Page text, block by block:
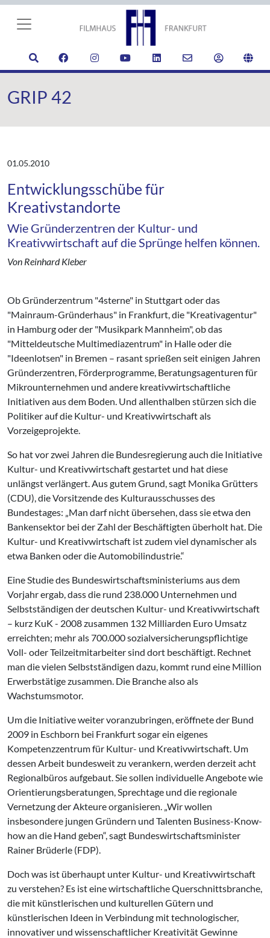
GRIP 42
01.05.2010
Entwicklungsschübe für
Kreativstandorte
Wie Gründerzentren der Kultur- und
Kreativwirtschaft auf die Sprünge helfen können.
Von Reinhard Kleber
Ob Gründerzentrum "4sterne" in Stuttgart oder das
"Mainraum-Gründerhaus" in Frankfurt, die "Kreativagentur"
in Hamburg oder der "Musikpark Mannheim", ob das
"Mitteldeutsche Multimediazentrum" in Halle oder die
"Ideenlotsen" in Bremen – rasant sprießen seit einigen Jahren
Gründerzentren, Förderprogramme, Beratungsagenturen für
Mikrounternehmen und andere kreativwirtschaftliche
Initiativen aus dem Boden. Und allenthalben stürzen sich die
Politiker auf die Kultur- und Kreativwirtschaft als
Vorzeigeprojekte.
So hat vor zwei Jahren die Bundesregierung auch die Initiative
Kultur- und Kreativwirtschaft gestartet und hat diese
unlängst verlängert. Aus gutem Grund, sagt Monika Grütters
(CDU), die Vorsitzende des Kulturausschusses des
Bundestages: „Man darf nicht übersehen, dass sie etwa den
Bankensektor bei der Zahl der Beschäftigten überholt hat. Die
Kultur- und Kreativwirtschaft ist zudem viel dynamischer als
etwa Banken oder die Automobilindustrie.“
Eine Studie des Bundeswirtschaftsministeriums aus dem
Vorjahr ergab, dass die rund 238.000 Unternehmen und
Selbstständigen der deutschen Kultur- und Kreativwirtschaft
– kurz KuK - 2008 zusammen 132 Milliarden Euro Umsatz
erreichten; mehr als 700.000 sozialversicherungspflichtige
Voll- oder Teilzeitmitarbeiter sind dort beschäftigt. Rechnet
man die vielen Selbstständigen dazu, kommt rund eine Million
Erwerbstätige zusammen. Die Branche also als
Wachstumsmotor.
Um die Initiative weiter voranzubringen, eröffnete der Bund
2009 in Eschborn bei Frankfurt sogar ein eigenes
Kompetenzzentrum für Kultur- und Kreativwirtschaft. Um
dessen Arbeit bundesweit zu verankern, werden derzeit acht
Regionalbüros aufgebaut. Sie sollen individuelle Angebote wie
Orientierungsberatungen, Sprechtage und die regionale
Vernetzung der Akteure organisieren. „Wir wollen
insbesondere jungen Gründern und Talenten Business-Know-
how an die Hand geben“, sagt Bundeswirtschaftsminister
Rainer Brüderle (FDP).
Doch was ist überhaupt unter Kultur- und Kreativwirtschaft
zu verstehen? Es ist eine wirtschaftliche Querschnittsbranche,
die mit künstlerischen und kulturellen Gütern und
künstlerischen Ideen in Verbindung mit technologischer,
innovativer und wissenschaftlicher Kreativität Gewinne